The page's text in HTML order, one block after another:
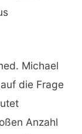
Michael
die Frage
Anzahl